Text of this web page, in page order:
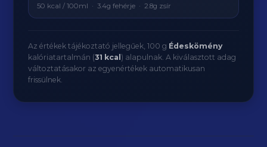
50 kcal / 100ml · 3.4g fehérje · 2.8g zsír
Az értékek tájékoztató jellegűek, 100 g Édeskömény
kalóriatartalmán (31 kcal ) alapulnak. A kiválasztott adag
változtatásakor az egyenértékek automatikusan
frissülnek.